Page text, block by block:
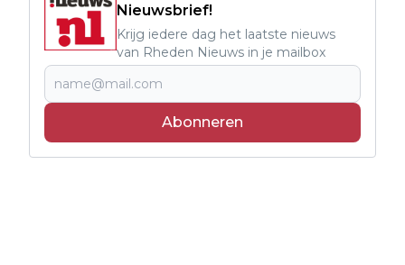
Nieuwsbrief!
Krijg iedere dag het laatste nieuws
van Rheden Nieuws in je mailbox
Abonneren